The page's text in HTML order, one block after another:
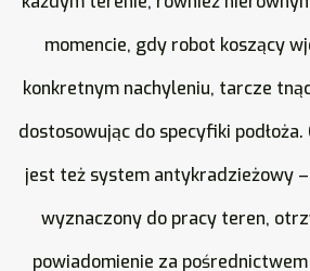
momencie, gdy robot koszący
konkretnym nachyleniu, tarcze
dostosowując do specyfiki
jest też system antykradzieżowy
wyznaczony do pracy teren,
powiadomienie za